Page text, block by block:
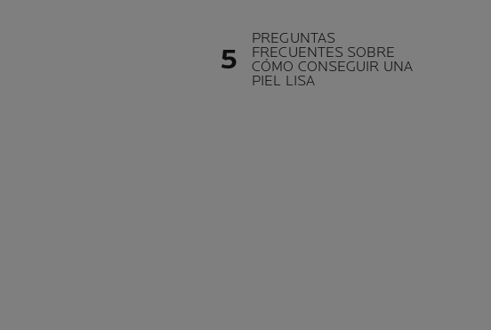
PREGUNTAS
FRECUENTES SOBRE
CÓMO CONSEGUIR UNA
PIEL LISA